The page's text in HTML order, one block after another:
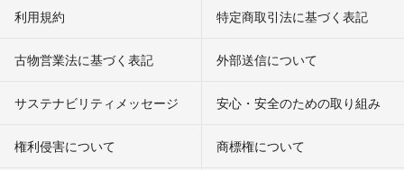
利用規約 特定商取引法に基づく表記
古物営業法に基づく表記 外部送信について
サステナビリティメッセージ 安心・安全のための取り組み
権利侵害について
商標権について